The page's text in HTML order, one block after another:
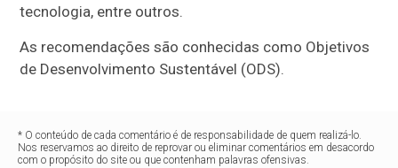
tecnologia, entre outros.
As recomendações são conhecidas como Objetivos
de Desenvolvimento Sustentável (ODS).
* O conteúdo de cada comentário é de responsabilidade de quem realizá-lo.
Nos reservamos ao direito de reprovar ou eliminar comentários em desacordo
com o propósito do site ou que contenham palavras ofensivas.